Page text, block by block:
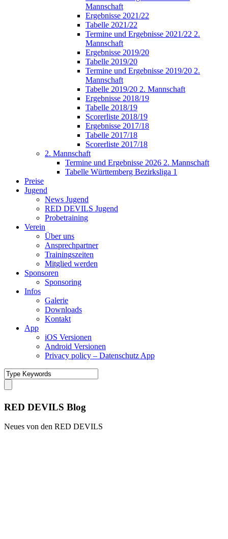
Mannschaft
Ergebnisse 2021/22
Tabelle 2021/22
Termine und Ergebnisse 2021/22 2.
Mannschaft
Ergebnisse 2019/20
Tabelle 2019/20
Termine und Ergebnisse 2019/20 2.
Mannschaft
Tabelle 2019/20 2. Mannschaft
Ergebnisse 2018/19
Tabelle 2018/19
Scorerliste 2018/19
Ergebnisse 2017/18
Tabelle 2017/18
Scorerliste 2017/18
2. Mannschaft
Termine und Ergebnisse 2026 2. Mannschaft
Tabelle Württemberg Bezirksliga 1
Preise
Jugend
News Jugend
RED DEVILS Jugend
Probetraining
Verein
Über uns
Ansprechpartner
Trainingszeiten
Mitglied werden
Sponsoren
Sponsoring
Infos
Galerie
Downloads
Kontakt
App
iOS Versionen
Android Versionen
Privacy policy – Datenschutz App
RED DEVILS Blog
Neues von den RED DEVILS